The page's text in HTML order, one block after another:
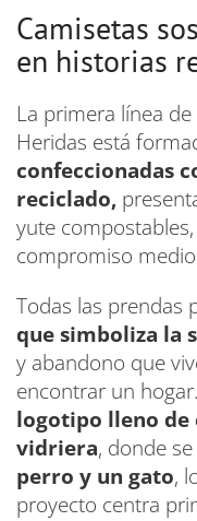
Camisetas
en historias
La primera línea
Heridas está
confeccionadas
reciclado,
yute
compromiso
Todas las prendas
que simboliza la
y abandono que
encontrar un
logotipo lleno de
vidriera, donde
perro y un gato,
proyecto centra